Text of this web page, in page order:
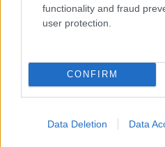
functionality and fraud
user protection.
CONFIRM
Data Deletion Data
08.08.2026, 19:20
Νίκολιτς για το παιχνίδι